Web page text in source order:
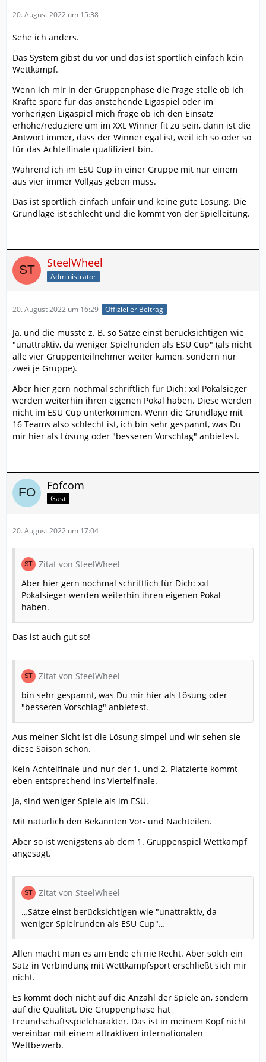
20. August 2022 um 15:38
Sehe ich anders.
Das System gibst du vor und das ist sportlich einfach kein
Wettkampf.
Wenn ich mir in der Gruppenphase die Frage stelle ob ich
Kräfte spare für das anstehende Ligaspiel oder im
vorherigen Ligaspiel mich frage ob ich den Einsatz
erhöhe/reduziere um im XXL Winner fit zu sein, dann ist die
Antwort immer, dass der Winner egal ist, weil ich so oder so
für das Achtelfinale qualifiziert bin.
Während ich im ESU Cup in einer Gruppe mit nur einem
aus vier immer Vollgas geben muss.
Das ist sportlich einfach unfair und keine gute Lösung. Die
Grundlage ist schlecht und die kommt von der Spielleitung.
SteelWheel
Administrator
20. August 2022 um 16:29 Offizieller Beitrag
Ja, und die musste z. B. so Sätze einst berücksichtigen wie
"unattraktiv, da weniger Spielrunden als ESU Cup" (als nicht
alle vier Gruppenteilnehmer weiter kamen, sondern nur
zwei je Gruppe).
Aber hier gern nochmal schriftlich für Dich: xxl Pokalsieger
werden weiterhin ihren eigenen Pokal haben. Diese werden
nicht im ESU Cup unterkommen. Wenn die Grundlage mit
16 Teams also schlecht ist, ich bin sehr gespannt, was Du
mir hier als Lösung oder "besseren Vorschlag" anbietest.
Fofcom
Gast
20. August 2022 um 17:04
Zitat von SteelWheel
Aber hier gern nochmal schriftlich für Dich: xxl
Pokalsieger werden weiterhin ihren eigenen Pokal
haben.
Das ist auch gut so!
Zitat von SteelWheel
bin sehr gespannt, was Du mir hier als Lösung oder
"besseren Vorschlag" anbietest.
Aus meiner Sicht ist die Lösung simpel und wir sehen sie
diese Saison schon.
Kein Achtelfinale und nur der 1. und 2. Platzierte kommt
eben entsprechend ins Viertelfinale.
Ja, sind weniger Spiele als im ESU.
Mit natürlich den Bekannten Vor- und Nachteilen.
Aber so ist wenigstens ab dem 1. Gruppenspiel Wettkampf
angesagt.
Zitat von SteelWheel
…Sätze einst berücksichtigen wie "unattraktiv, da
weniger Spielrunden als ESU Cup"…
Allen macht man es am Ende eh nie Recht. Aber solch ein
Satz in Verbindung mit Wettkampfsport erschließt sich mir
nicht.
Es kommt doch nicht auf die Anzahl der Spiele an, sondern
auf die Qualität. Die Gruppenphase hat
Freundschaftsspielcharakter. Das ist in meinem Kopf nicht
vereinbar mit einem attraktiven internationalen
Wettbewerb.